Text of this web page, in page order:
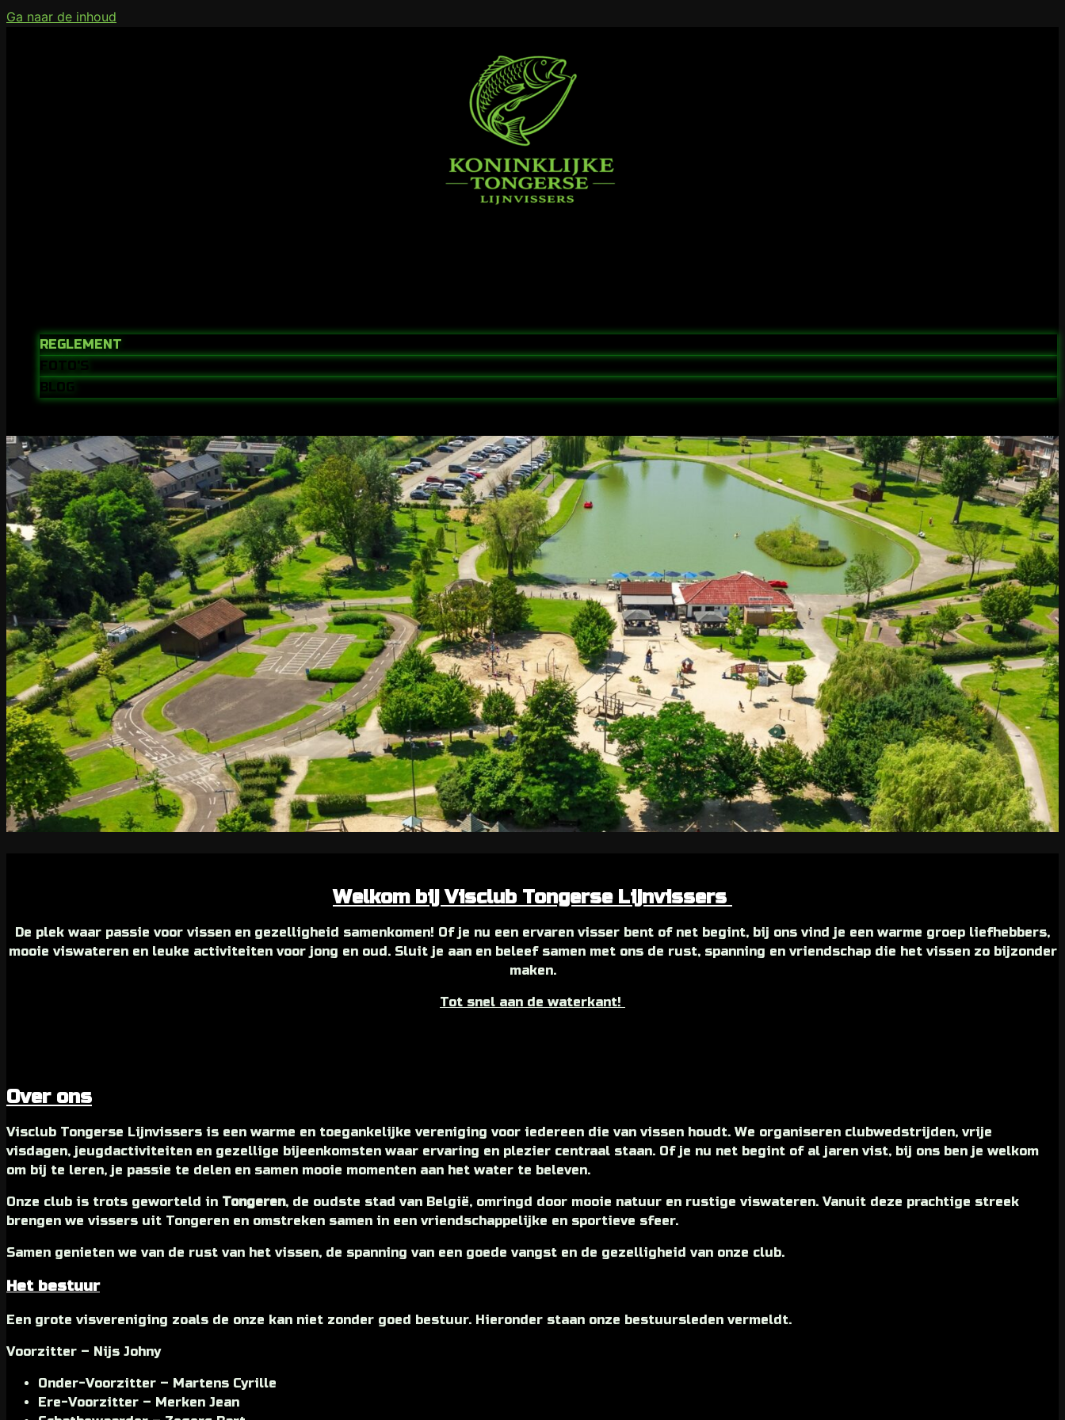
Ga naar de inhoud
REGLEMENT
FOTO'S
BLOG
Welkom bij Visclub Tongerse Lijnvissers
De plek waar passie voor vissen en gezelligheid samenkomen! Of je nu een ervaren visser bent of net begint, bij ons vind je een warme groep liefhebbers,
mooie viswateren en leuke activiteiten voor jong en oud. Sluit je aan en beleef samen met ons de rust, spanning en vriendschap die het vissen zo bijzonder
maken.
Tot snel aan de waterkant!
Over ons
Visclub Tongerse Lijnvissers is een warme en toegankelijke vereniging voor iedereen die van vissen houdt. We organiseren clubwedstrijden, vrije
visdagen, jeugdactiviteiten en gezellige bijeenkomsten waar ervaring en plezier centraal staan. Of je nu net begint of al jaren vist, bij ons ben je welkom
om bij te leren, je passie te delen en samen mooie momenten aan het water te beleven.
Onze club is trots geworteld in Tongeren, de oudste stad van België, omringd door mooie natuur en rustige viswateren. Vanuit deze prachtige streek
brengen we vissers uit Tongeren en omstreken samen in een vriendschappelijke en sportieve sfeer.
Samen genieten we van de rust van het vissen, de spanning van een goede vangst en de gezelligheid van onze club.
Het bestuur
Een grote visvereniging zoals de onze kan niet zonder goed bestuur. Hieronder staan onze bestuursleden vermeldt.
Voorzitter – Nijs Johny
Onder-Voorzitter – Martens Cyrille
Ere-Voorzitter – Merken Jean